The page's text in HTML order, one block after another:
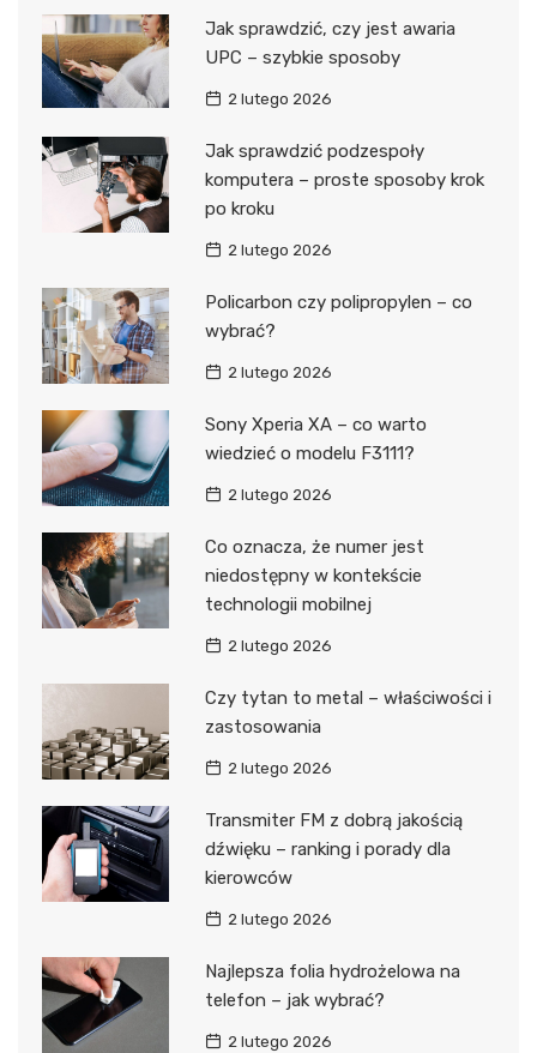
Jak sprawdzić, czy jest awaria
UPC – szybkie sposoby
2 lutego 2026
Jak sprawdzić podzespoły
komputera – proste sposoby krok
po kroku
2 lutego 2026
Policarbon czy polipropylen – co
wybrać?
2 lutego 2026
Sony Xperia XA – co warto
wiedzieć o modelu F3111?
2 lutego 2026
Co oznacza, że numer jest
niedostępny w kontekście
technologii mobilnej
2 lutego 2026
Czy tytan to metal – właściwości i
zastosowania
2 lutego 2026
Transmiter FM z dobrą jakością
dźwięku – ranking i porady dla
kierowców
2 lutego 2026
Najlepsza folia hydrożelowa na
telefon – jak wybrać?
2 lutego 2026